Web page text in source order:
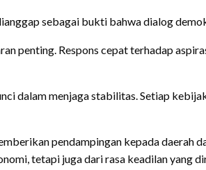
sebagai bukti bahwa dialog
penting. Respons cepat terhadap
dalam menjaga stabilitas. Setiap
pendampingan kepada daerah
tetapi juga dari rasa keadilan yang